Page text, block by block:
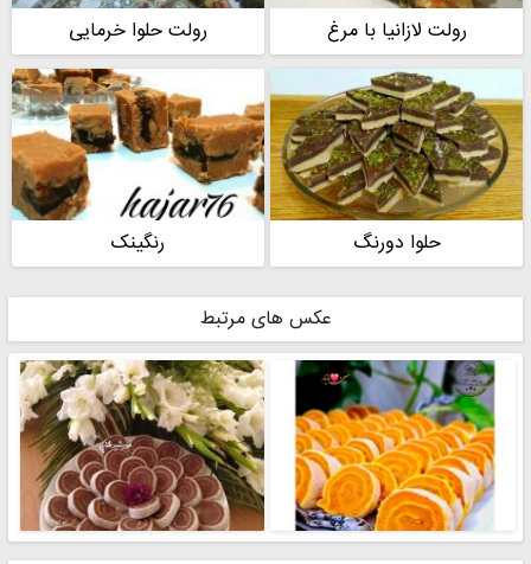
رولت لازانیا با مرغ رولت حلوا خرمایی
حلوا دورنگ رنگینک
عکس های مرتبط